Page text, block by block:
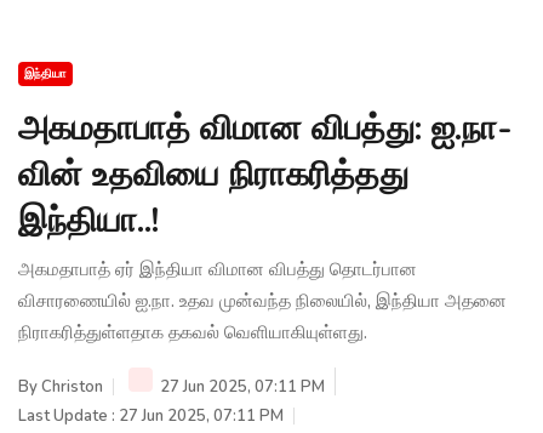
இந்தியா
அகமதாபாத் விமான விபத்து: ஐ.நா-
வின் உதவியை நிராகரித்தது
இந்தியா..!
அகமதாபாத் ஏர் இந்தியா விமான விபத்து தொடர்பான
விசாரணையில் ஐ.நா. உதவ முன்வந்த நிலையில், இந்தியா அதனை
நிராகரித்துள்ளதாக தகவல் வெளியாகியுள்ளது.
ByChriston
27 Jun 2025, 07:11 PM
Last Update : 27 Jun 2025, 07:11 PM